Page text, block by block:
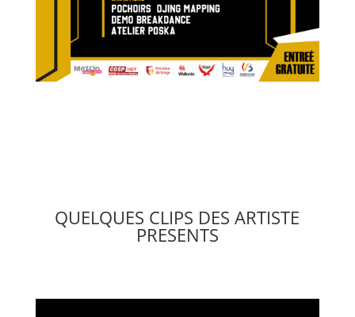
QUELQUES CLIPS DES ARTISTE
PRESENTS